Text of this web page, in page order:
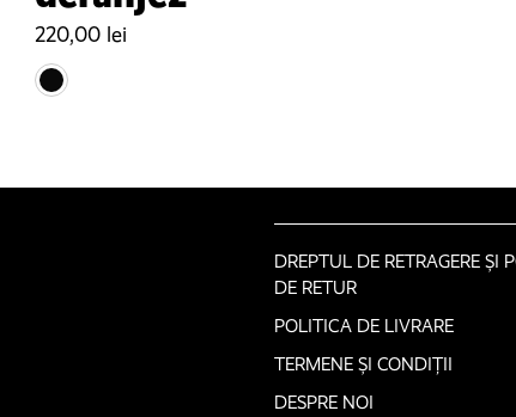
220,00 lei
DREPTUL DE RETRAGERE ȘI
DE RETUR
POLITICA DE LIVRARE
TERMENE ȘI CONDIȚII
DESPRE NOI